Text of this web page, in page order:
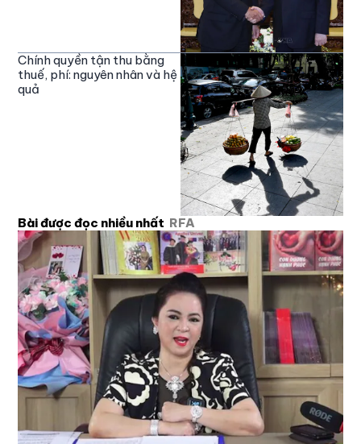
Chính quyền tận thu bằng
thuế, phí: nguyên nhân và hệ
quả
Bài được đọc nhiều nhất RFA